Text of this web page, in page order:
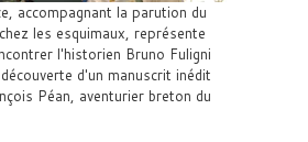
accompagnant la parution du
les esquimaux, représente
l'historien Bruno Fuligni
d'un manuscrit inédit
Péan, aventurier breton du